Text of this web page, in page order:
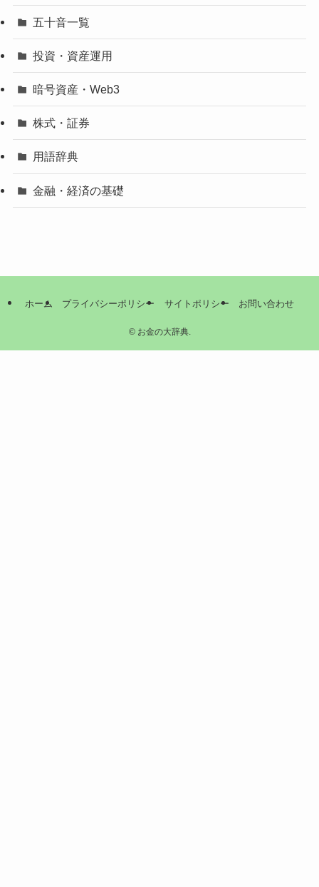
五十音一覧
投資・資産運用
暗号資産・Web3
株式・証券
用語辞典
金融・経済の基礎
ホーム プライバシーポリシー サイトポリシー お問い合わせ
©お金の大辞典.